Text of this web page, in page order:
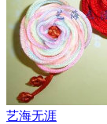
艺海无涯